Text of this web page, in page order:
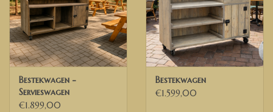
Hoogte 116 cm
De wagen op de foto is behandeld met Old grey wash (dubbel
laags)
WIJ BEZORGEN DOOR HEEL NEDERLAND, BELGIE EN DELEN VAN
DUITSLAND
✅ Voor Belgische ondernemingen die beschikken over een geldig
Bestekwagen -
Servieswagen
€1.899,00
Bestekwagen
€1.599,00